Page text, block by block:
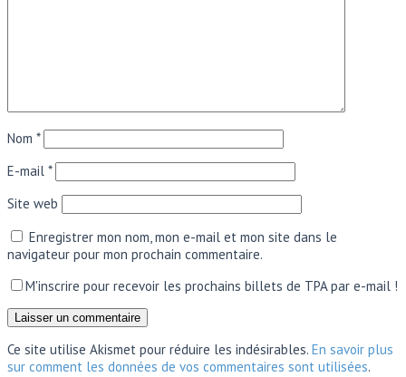
Nom *
E-mail *
Site web
Enregistrer mon nom, mon e-mail et mon site dans le
navigateur pour mon prochain commentaire.
M'inscrire pour recevoir les prochains billets de TPA par e-mail !
Ce site utilise Akismet pour réduire les indésirables. En savoir plus
sur comment les données de vos commentaires sont utilisées.